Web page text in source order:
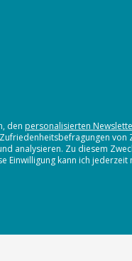
den personalisierten
von
analysieren. Zu diesem
Einwilligung kann ich